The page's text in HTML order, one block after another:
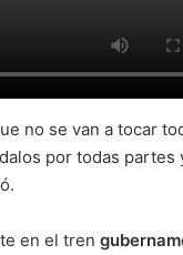
no se van a tocar
por todas partes
en el tren